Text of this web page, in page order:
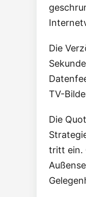
Die
TV-
Die
tritt ein.